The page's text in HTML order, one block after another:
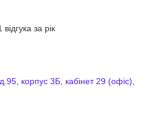
за рік
корпус 3Б, кабінет 29 (офіс),